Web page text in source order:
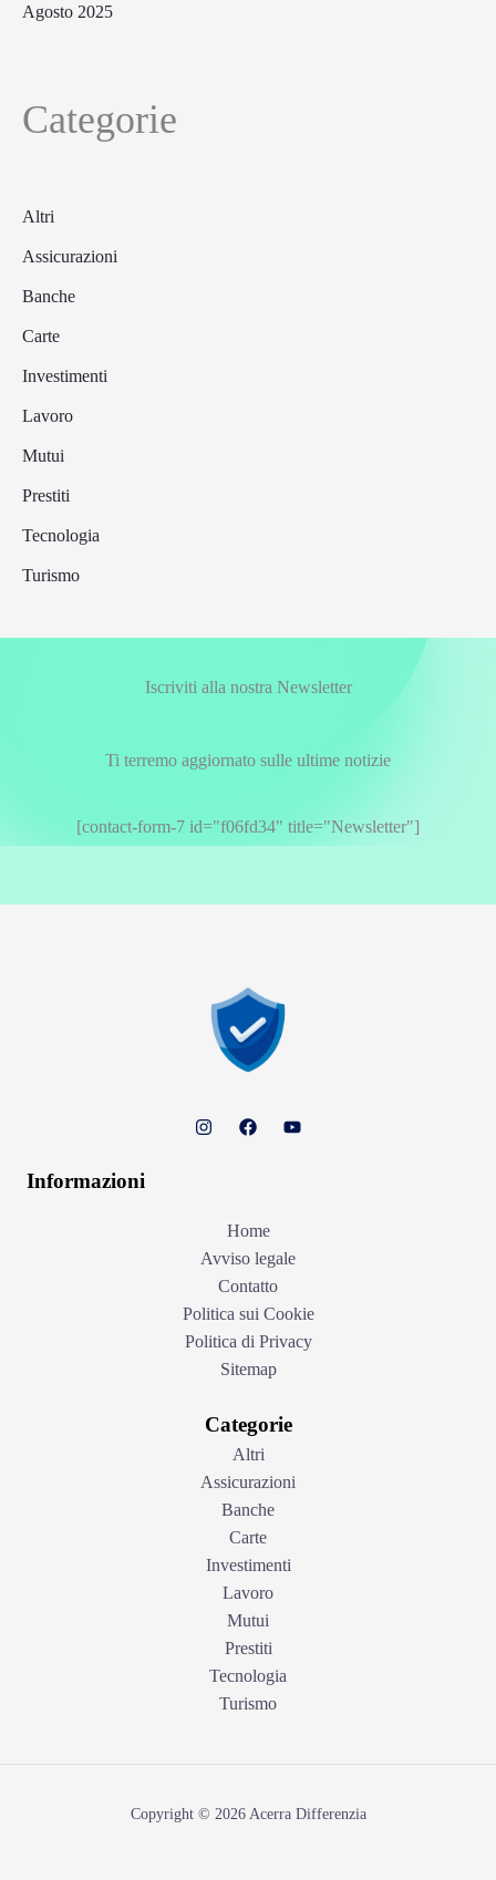
Agosto 2025
Categorie
Altri
Assicurazioni
Banche
Carte
Investimenti
Lavoro
Mutui
Prestiti
Tecnologia
Turismo
Iscriviti alla nostra Newsletter
Ti terremo aggiornato sulle ultime notizie
[contact-form-7 id="f06fd34" title="Newsletter"]
Informazioni
Home
Avviso legale
Contatto
Politica sui Cookie
Politica di Privacy
Sitemap
Categorie
Altri
Assicurazioni
Banche
Carte
Investimenti
Lavoro
Mutui
Prestiti
Tecnologia
Turismo
Copyright © 2026 Acerra Differenzia